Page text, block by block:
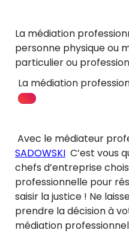
La médiation
personne physique ou
particulier ou
La médiation
Avec le médiateur
SADOWSKI C’est vous
chefs d’entreprise
professionnelle pour
saisir la justice ! Ne
prendre la décision à
médiation